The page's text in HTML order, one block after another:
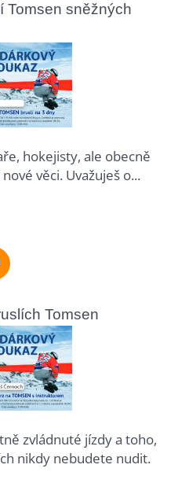
Tomsen sněžných
hokejisty, ale obecně
věci. Uvažuješ o...
Tomsen
zvládnuté jízdy a toho,
nikdy nebudete nudit.